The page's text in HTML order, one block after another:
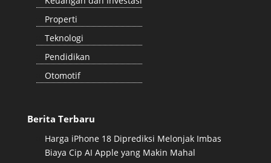
Properti
Teknologi
Pendidikan
Otomotif
Berita Terbaru
Harga iPhone 18 Diprediksi Melonjak Imbas
Biaya Cip AI Apple yang Makin Mahal